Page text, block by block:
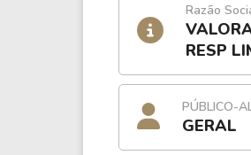
Razão
RESP
PÚBLICO-
GERAL